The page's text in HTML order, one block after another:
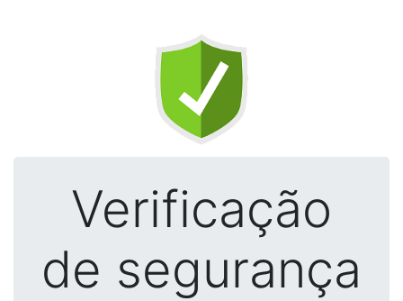
Verificação
de segurança